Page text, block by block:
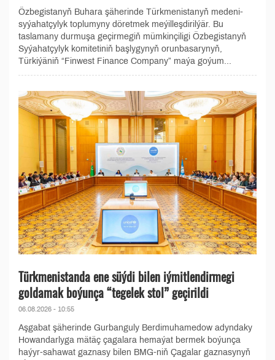
Özbegistanyň Buhara şäherinde Türkmenistanyň medeni-
syýahatçylyk toplumyny döretmek meýilleşdirilýär. Bu
taslamany durmuşa geçirmegiň mümkinçiligi Özbegistanyň
Syýahatçylyk komitetiniň başlygynyň orunbasarynyň,
Türkiýäniň “Finwest Finance Company” maýa goýum...
Türkmenistanda ene süýdi bilen iýmitlendirmegi
goldamak boýunça “tegelek stol” geçirildi
06.08.2026 - 10:55
Aşgabat şäherinde Gurbanguly Berdimuhamedow adyndaky
Howandarlyga mätäç çagalara hemaýat bermek boýunça
haýyr-sahawat gaznasy bilen BMG-niň Çagalar gaznasynyň